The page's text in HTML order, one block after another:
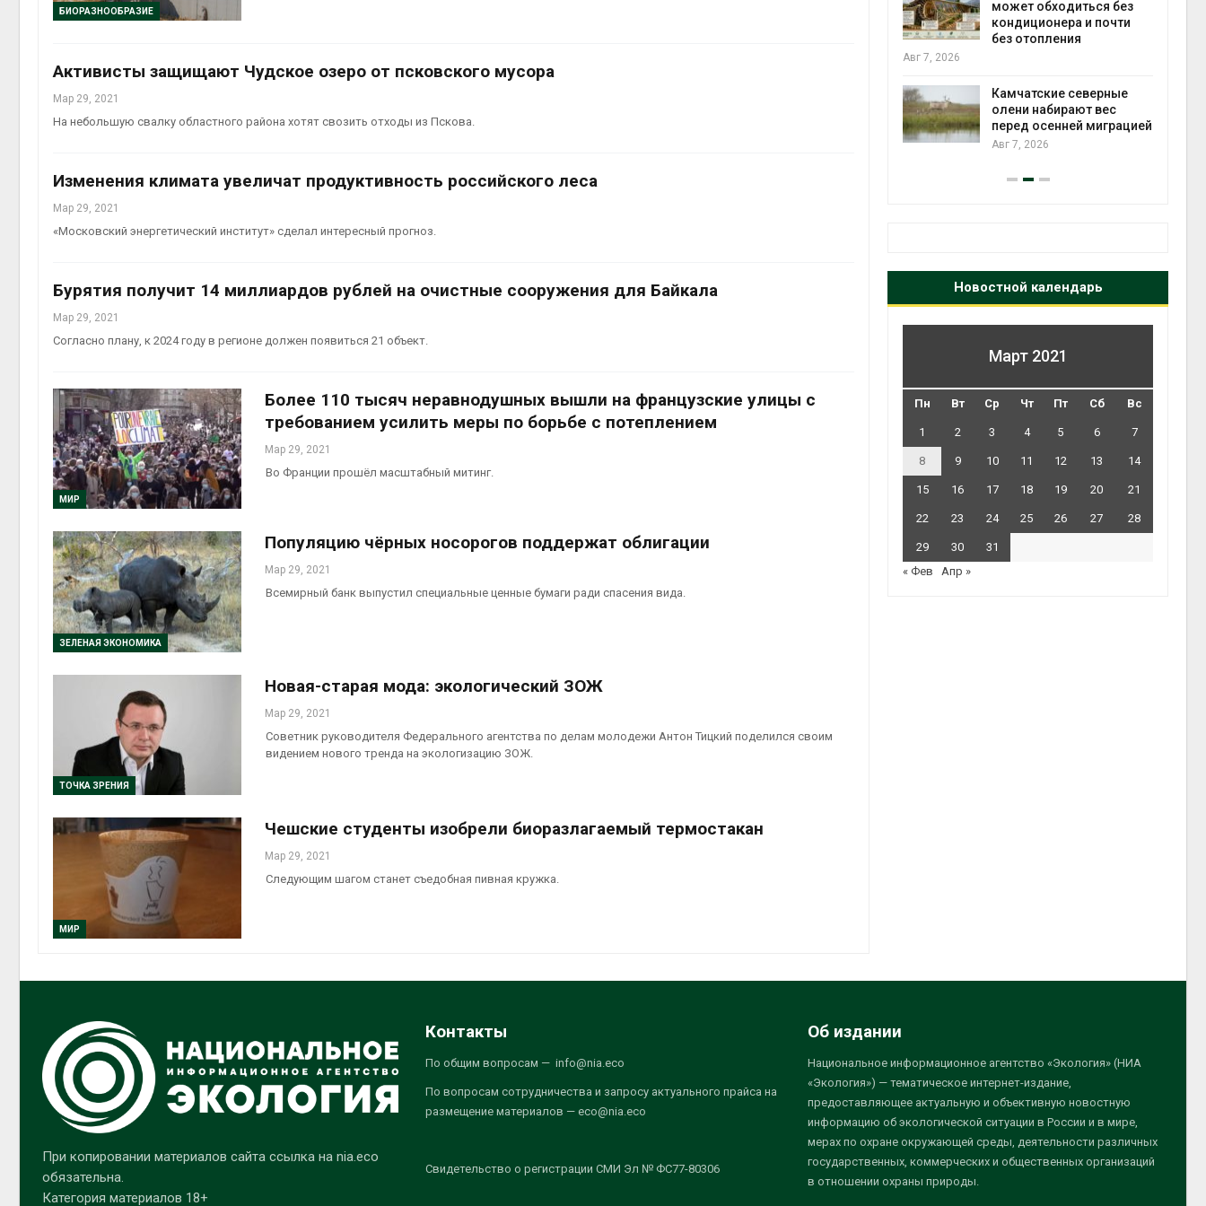
БИОРАЗНООБРАЗИЕ
Активисты защищают Чудское озеро от псковского мусора
Мар 29, 2021
На небольшую свалку областного района хотят свозить отходы из Пскова.
Изменения климата увеличат продуктивность российского леса
Мар 29, 2021
«Московский энергетический институт» сделал интересный прогноз.
Бурятия получит 14 миллиардов рублей на очистные сооружения для Байкала
Мар 29, 2021
Согласно плану, к 2024 году в регионе должен появиться 21 объект.
МИР
Более 110 тысяч неравнодушных вышли на французские улицы с
требованием усилить меры по борьбе с потеплением
Мар 29, 2021
Во Франции прошёл масштабный митинг.
ЗЕЛЕНАЯ ЭКОНОМИКА
Популяцию чёрных носорогов поддержат облигации
Мар 29, 2021
Всемирный банк выпустил специальные ценные бумаги ради спасения вида.
ТОЧКА ЗРЕНИЯ
Новая-старая мода: экологический ЗОЖ
Мар 29, 2021
Советник руководителя Федерального агентства по делам молодежи Антон Тицкий поделился своим
видением нового тренда на экологизацию ЗОЖ.
МИР
Чешские студенты изобрели биоразлагаемый термостакан
Мар 29, 2021
Следующим шагом станет съедобная пивная кружка.
Тайфун, засуха и пожары:
экстремальными
может обходиться без
кондиционера и почти
без отопления
Авг 7, 2026
Камчатские северные
олени набирают вес
перед осенней миграцией
Авг 7, 2026
Новостной календарь
Март 2021
Пн Вт Ср Чт Пт Сб Вс
1 2 3 4 5 6 7
8 9 10 11 12 13 14
15 16 17 18 19 20 21
22 23 24 25 26 27 28
29 30
31
« Фев
Апр »
При копировании материалов сайта ссылка на nia.eco
обязательна.
Категория материалов 18+
Контакты
По общим вопросам — info@nia.eco
По вопросам сотрудничества и запросу актуального прайса на
размещение материалов — eco@nia.eco
Свидетельство о регистрации СМИ Эл № ФС77-80306
Об издании
Национальное информационное агентство «Экология» (НИА
«Экология») — тематическое интернет-издание,
предоставляющее актуальную и объективную новостную
информацию об экологической ситуации в России и в мире,
мерах по охране окружающей среды, деятельности различных
государственных, коммерческих и общественных организаций
в отношении охраны природы.